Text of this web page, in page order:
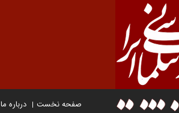
صفحه نخست درباره ما